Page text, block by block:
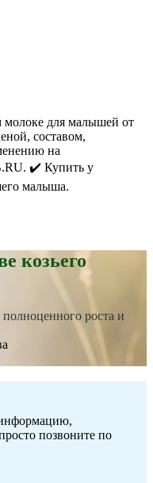
молоке для малышей от
составом,
на
✔️ Купить у
малыша.
козьего
роста и
позвоните по